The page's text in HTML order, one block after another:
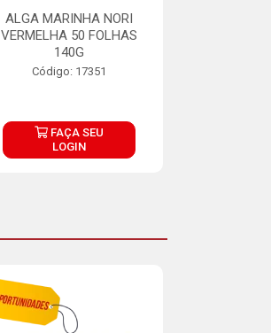
ALGA MARINHA NORI
VERMELHA 50 FOLHAS
140G
Código: 17351
FAÇA SEU
LOGIN